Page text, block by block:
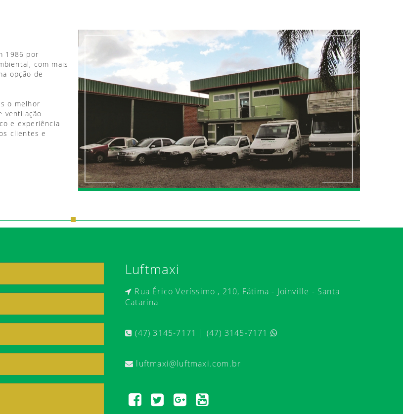
1986 por
com mais
opção de
o melhor
ventilação
e experiência
clientes e
Luftmaxi
Rua Érico Veríssimo , 210, Fátima - Joinville - Santa
Catarina
(47) 3145-7171 | (47) 3145-7171
luftmaxi@luftmaxi.com.br